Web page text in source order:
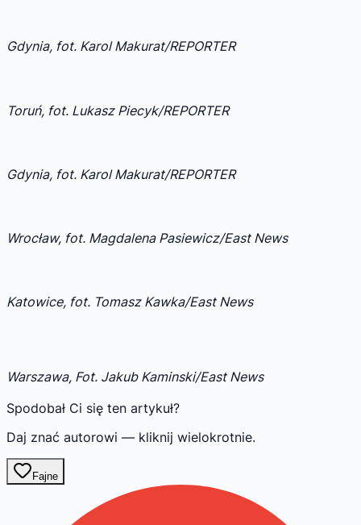
Gdynia, fot. Karol Makurat/REPORTER
Toruń, fot. Lukasz Piecyk/REPORTER
Gdynia, fot. Karol Makurat/REPORTER
Wrocław, fot. Magdalena Pasiewicz/East News
Katowice, fot. Tomasz Kawka/East News
Warszawa, Fot. Jakub Kaminski/East News
Spodobał Ci się ten artykuł?
Daj znać autorowi — kliknij wielokrotnie.
Fajne